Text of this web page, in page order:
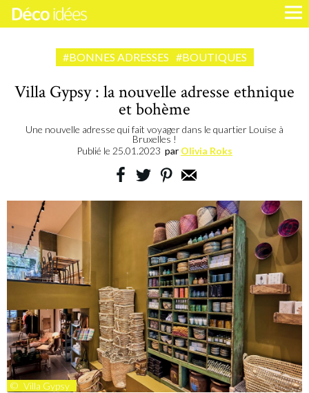
#BONNES ADRESSES #BOUTIQUES
Villa Gypsy : la nouvelle adresse ethnique
et bohème
Une nouvelle adresse qui fait voyager dans le quartier Louise à
Bruxelles !
Publié le 25.01.2023 par Olivia Roks
© Villa Gypsy